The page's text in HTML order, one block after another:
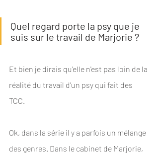
Quel regard porte la psy que je
suis sur le travail de Marjorie ?
Et bien je dirais qu'elle n'est pas loin de la
réalité du travail d'un psy qui fait des
TCC.
Ok, dans la série il y a parfois un mélange
des genres. Dans le cabinet de Marjorie,